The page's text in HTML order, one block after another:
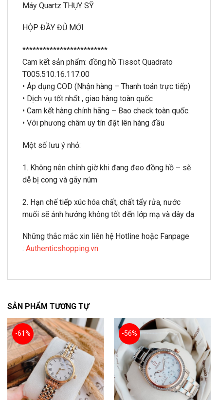
Máy Quartz THỤY SỸ
HỘP ĐẦY ĐỦ MỚI
*************************
Cam kết sản phẩm: đồng hồ Tissot Quadrato
T005.510.16.117.00
• Áp dụng COD (Nhận hàng – Thanh toán trực tiếp)
• Dịch vụ tốt nhất , giao hàng toàn quốc
• Cam kết hàng chính hãng – Bao check toàn quốc.
• Với phương châm uy tín đặt lên hàng đầu
Một số lưu ý nhỏ:
1. Không nên chỉnh giờ khi đang đeo đồng hồ – sẽ
dễ bị cong và gãy núm
2. Hạn chế tiếp xúc hóa chất, chất tẩy rửa, nước
muối sẽ ảnh hưởng không tốt đến lớp mạ và dây da
Những thắc mắc xin liên hệ Hotline hoặc Fanpage
: Authenticshopping.vn
SẢN PHẨM TƯƠNG TỰ
-61% -56%